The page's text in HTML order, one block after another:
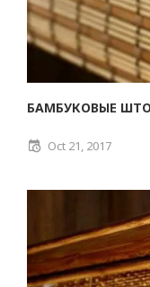
БАМБУКОВЫЕ
Oct 21, 2017